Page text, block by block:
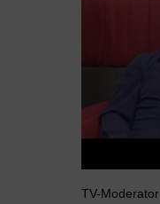
TV-Moderator